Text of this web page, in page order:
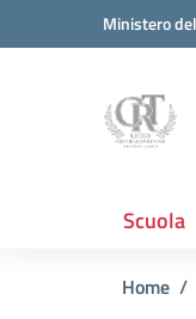
Vai ai contenuti
Vai al menu diMinistero
Scuola
Home